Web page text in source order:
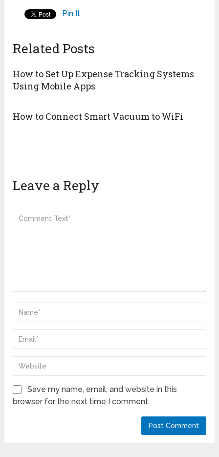
Pin It
Related Posts
How to Set Up Expense Tracking Systems
Using Mobile Apps
How to Connect Smart Vacuum to WiFi
Leave a Reply
Save my name, email, and website in this
browser for the next time I comment.